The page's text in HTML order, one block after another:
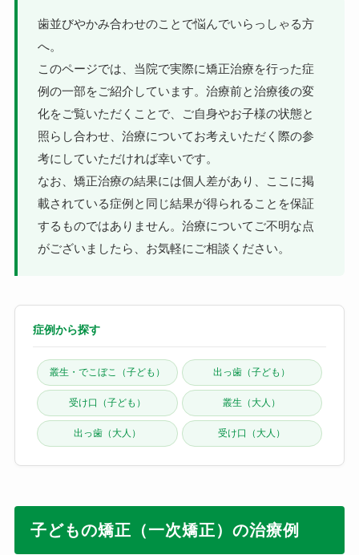
歯並びやかみ合わせのことで悩んでいらっしゃる方
へ。
このページでは、当院で実際に矯正治療を行った症
例の一部をご紹介しています。治療前と治療後の変
化をご覧いただくことで、ご自身やお子様の状態と
照らし合わせ、治療についてお考えいただく際の参
考にしていただければ幸いです。
なお、矯正治療の結果には個人差があり、ここに掲
載されている症例と同じ結果が得られることを保証
するものではありません。治療についてご不明な点
がございましたら、お気軽にご相談ください。
症例から探す
叢生・でこぼこ（子ども） 出っ歯（子ども）
受け口（子ども） 叢生（大人）
出っ歯（大人） 受け口（大人）
子どもの矯正（一次矯正）の治療例